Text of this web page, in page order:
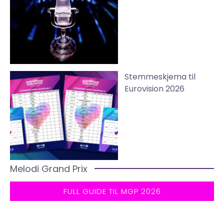
Stemmeskjema til
Eurovision 2026
Melodi Grand Prix
FULL GUIDE TIL MGP 2026